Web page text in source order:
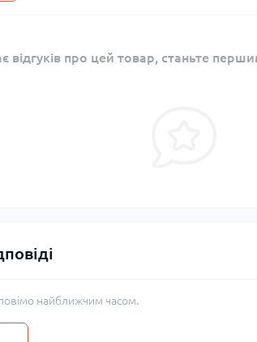
відгуків про цей товар, станьте
найближчим часом.